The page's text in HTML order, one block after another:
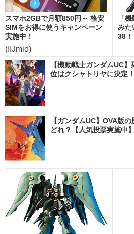
スマホ2GBで月額850円～ 格安
SIMをお得に使うキャンペーン
実施中！
(IIJmio)
「
みた
38
【機動戦士ガンダムUC
位はクシャトリヤに決定
【ガンダムUC】OVA版
どれ？【人気投票実施中】